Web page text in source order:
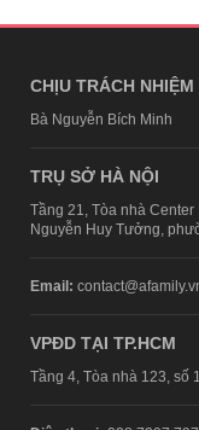
CHỊU TRÁCH
Bà Nguyễn Bích Minh
TRỤ SỞ HÀ NỘI
Tầng 21, Tòa nhà
Nguyễn Huy Tưởng,
Email:
VPĐD TẠI TP.HCM
Tầng 4, Tòa nhà 123, số